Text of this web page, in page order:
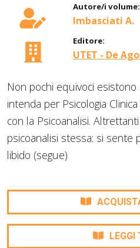
Autore/i volume:
Imbasciati A.
Editore:
UTET - De
Non pochi equivoci
intenda per Psicologia
con la Psicoanalisi.
psicoanalisi stessa: si sente
libido (segue)
LEGGI